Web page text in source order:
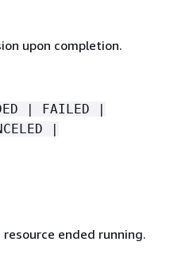
upon completion.
| FAILED |
|
ended running.